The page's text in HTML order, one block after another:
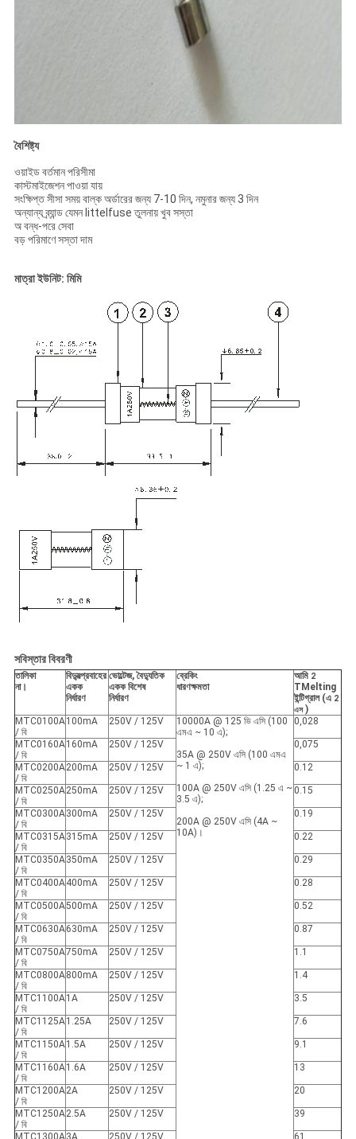
বৈশিষ্ট্য
ওয়াইড বর্তমান পরিসীমা
কাস্টমাইজেশন পাওয়া যায়
সংক্ষিপ্ত সীসা সময় বাল্ক অর্ডারের জন্য 7-10 দিন, নমুনার জন্য 3 দিন
অন্যান্য ব্র্যান্ড যেমন littelfuse তুলনায় খুব সস্তা
অ বন্ধ-পরে সেবা
বড় পরিমাণে সস্তা দাম
মাত্রা ইউনিট: মিমি
সবিস্তার বিবরণী
তালিকা
না।
বিদ্যুত্প্রবাহের
একক
নির্ধারণ
ভোল্টেজ, বৈদ্যুতিক
একক বিশেষ
নির্ধারণ
ব্রেকিং
ধারণক্ষমতা
আমি 2
TMelting
ইন্টিগ্রাল (এ 2
এস )
MTC0100A
/ বি
100mA 250V / 125V
10000A @ 125 ভি এসি (100
এমএ ~ 10 এ);
35A @ 250V এসি (100 এমএ
~ 1 এ);
100A @ 250V এসি (1.25 এ ~
3.5 এ);
200A @ 250V এসি (4A ~
10A)।
0,028
MTC0160A
/ বি
160mA 250V / 125V 0,075
MTC0200A
/ বি
200mA 250V / 125V 0.12
MTC0250A
/ বি
250mA 250V / 125V 0.15
MTC0300A
/ বি
300mA 250V / 125V 0.19
MTC0315A
/ বি
315mA 250V / 125V 0.22
MTC0350A
/ বি
350mA 250V / 125V 0.29
MTC0400A
/ বি
400mA 250V / 125V 0.28
MTC0500A
/ বি
500mA 250V / 125V 0.52
MTC0630A
/ বি
630mA 250V / 125V 0.87
MTC0750A
/ বি
750mA 250V / 125V 1.1
MTC0800A
/ বি
800mA 250V / 125V 1.4
MTC1100A
/ বি
1A 250V / 125V 3.5
MTC1125A
/ বি
1.25A 250V / 125V 7.6
MTC1150A
/ বি
1.5A 250V / 125V 9.1
MTC1160A
/ বি
1.6A 250V / 125V 13
MTC1200A
/ বি
2A 250V / 125V 20
MTC1250A
/ বি
2.5A 250V / 125V 39